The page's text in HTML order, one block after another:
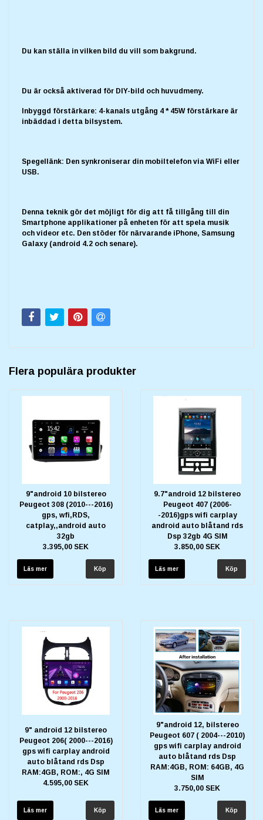
Du kan ställa in vilken bild du vill som bakgrund.
Du är också aktiverad för DIY-bild och huvudmeny.
Inbyggd förstärkare: 4-kanals utgång 4 * 45W förstärkare är
inbäddad i detta bilsystem.
Spegellänk: Den synkroniserar din mobiltelefon via WiFi eller
USB.
Denna teknik gör det möjligt för dig att få tillgång till din
Smartphone applikationer på enheten för att spela musik
och videor etc. Den stöder för närvarande iPhone, Samsung
Galaxy (android 4.2 och senare).
Flera populära produkter
9"android 10 bilstereo
Peugeot 308 (2010---2016)
gps, wfi,RDS,
catplay,,android auto
32gb
3.395,00 SEK
Läs mer
9.7"android 12 bilstereo
Peugeot 407 (2006-
-2016)gps wifi carplay
android auto blåtand rds
Dsp 32gb 4G SIM
3.850,00 SEK
Läs mer
9" android 12 bilstereo
Peugeot 206( 2000---2016)
gps wifi carplay android
auto blåtand rds Dsp
RAM:4GB, ROM:, 4G SIM
4.595,00 SEK
Läs mer
9"android 12, bilstereo
Peugeot 607 ( 2004---2010)
gps wifi carplay android
auto blåtand rds Dsp
RAM:4GB, ROM: 64GB, 4G
SIM
3.750,00 SEK
Läs mer